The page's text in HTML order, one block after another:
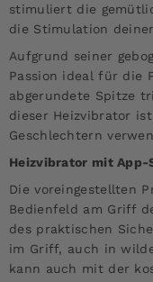
stimuliert die
die Stimulation
Aufgrund seiner
Passion ideal für die
abgerundete Spitze
dieser Heizvibrator
Geschlechtern
Heizvibrator mit App-
Die voreingestellten
Bedienfeld am Griff
des praktischen
im Griff, auch in
kann auch mit der